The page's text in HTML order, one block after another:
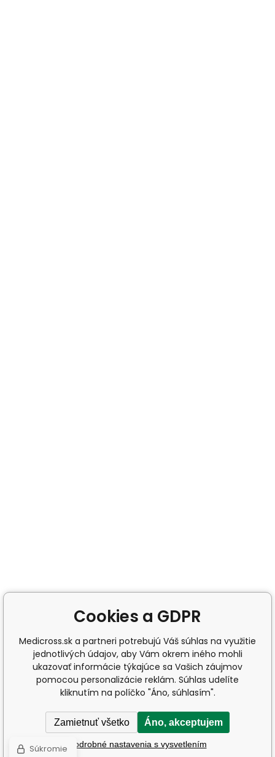
Cookies a GDPR
Medicross.sk a partneri potrebujú Váš súhlas na využitie
jednotlivých údajov, aby Vám okrem iného mohli
ukazovať informácie týkajúce sa Vašich záujmov
pomocou personalizácie reklám. Súhlas udelíte
kliknutím na políčko "Áno, súhlasím".
Zamietnuť všetko Áno, akceptujem
Podrobné nastavenia s vysvetlením
Súkromie